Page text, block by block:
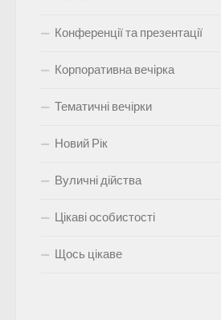
Конференції та презентації
Корпоративна вечірка
Тематичні вечірки
Новий Рік
Вуличні дійства
Цікаві особистості
Щось цікаве